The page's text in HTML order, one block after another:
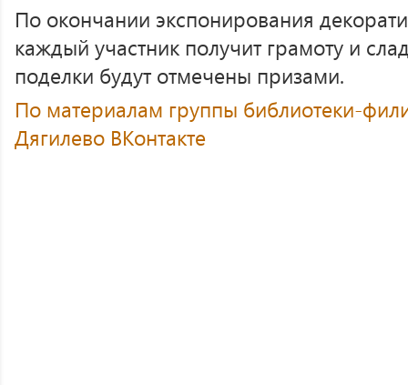
По окончании экспонирования
каждый участник получит грамоту и
поделки будут отмечены призами.
По материалам группы библиотеки-
Дягилево ВКонтакте